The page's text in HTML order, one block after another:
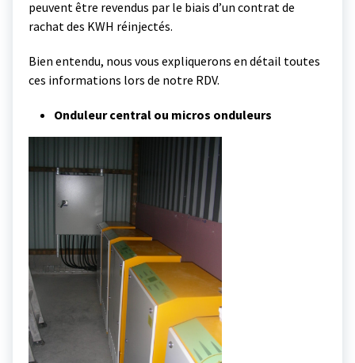
peuvent être revendus par le biais d’un contrat de
rachat des KWH réinjectés.
Bien entendu, nous vous expliquerons en détail toutes
ces informations lors de notre RDV.
Onduleur central ou micros onduleurs